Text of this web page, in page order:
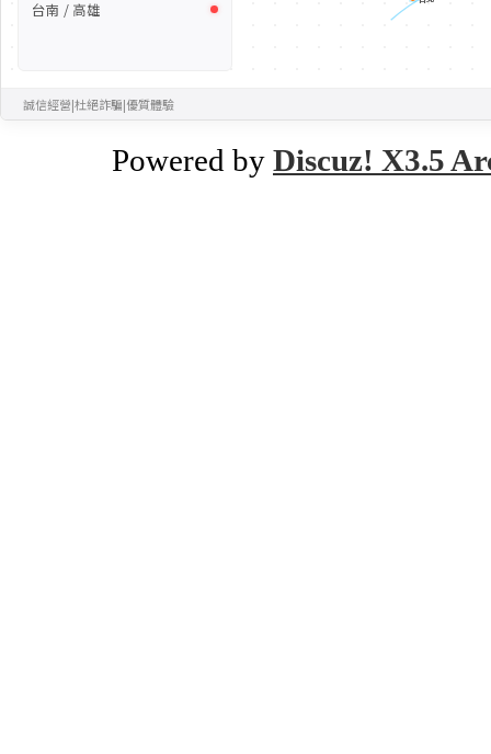
台南 / 高雄
誠信經營|杜絕詐騙|優質體驗
Powered by Discuz! X3.5